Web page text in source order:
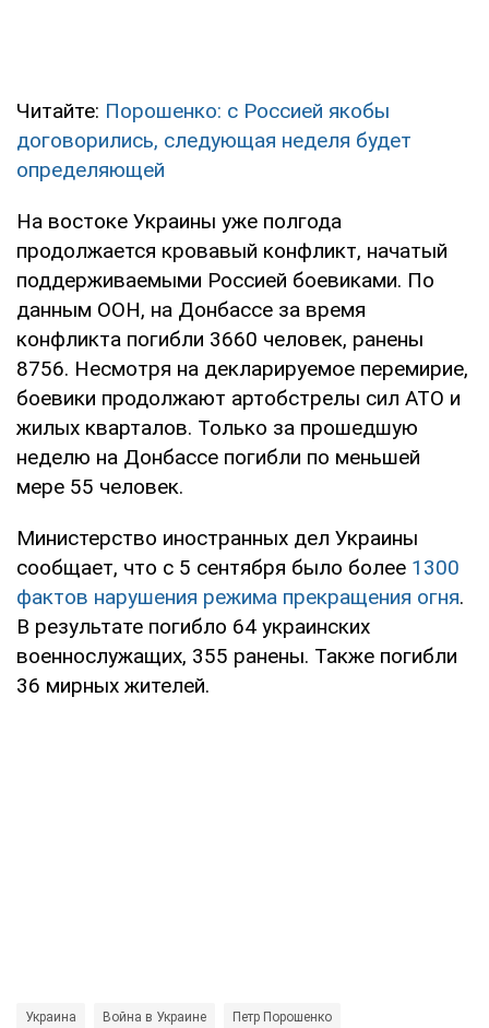
Читайте: Порошенко: с Россией якобы
договорились, следующая неделя будет
определяющей
На востоке Украины уже полгода
продолжается кровавый конфликт, начатый
поддерживаемыми Россией боевиками. По
данным ООН, на Донбассе за время
конфликта погибли 3660 человек, ранены
8756. Несмотря на декларируемое перемирие,
боевики продолжают артобстрелы сил АТО и
жилых кварталов. Только за прошедшую
неделю на Донбассе погибли по меньшей
мере 55 человек.
Министерство иностранных дел Украины
сообщает, что с 5 сентября было более 1300
фактов нарушения режима прекращения огня.
В результате погибло 64 украинских
военнослужащих, 355 ранены. Также погибли
36 мирных жителей.
Украина Война в Украине Петр Порошенко